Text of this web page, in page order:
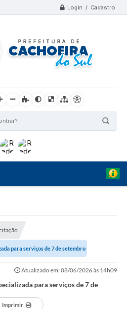
Login / Cadastro
para serviços de 7 de setembro
Atualizado em: 08/06/2026 às 14h09
para serviços de 7 de
Imprimir